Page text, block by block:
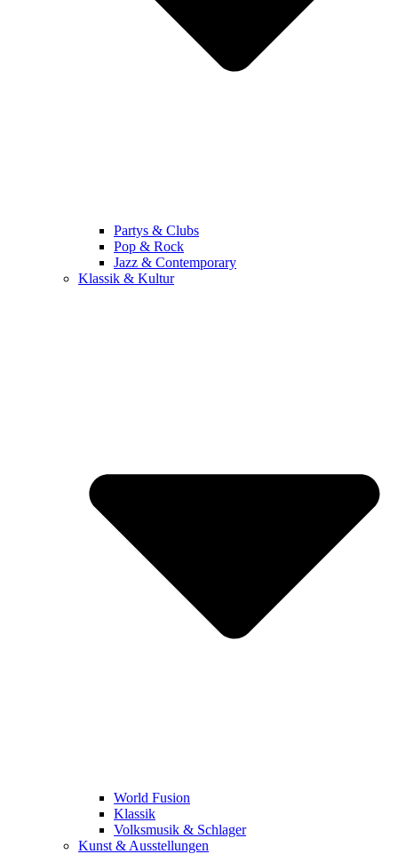
Partys & Clubs
Pop & Rock
Jazz & Contemporary
Klassik & Kultur
World Fusion
Klassik
Volksmusik & Schlager
Kunst & Ausstellungen